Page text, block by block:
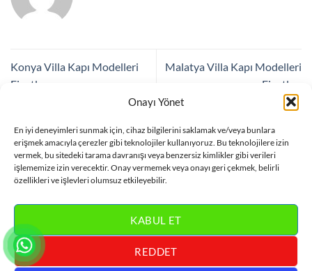
Onayı Yönet
En iyi deneyimleri sunmak için, cihaz bilgilerini saklamak ve/veya bunlara
erişmek amacıyla çerezler gibi teknolojiler kullanıyoruz. Bu teknolojilere izin
vermek, bu sitedeki tarama davranışı veya benzersiz kimlikler gibi verileri
işlememize izin verecektir. Onay vermemek veya onayı geri çekmek, belirli
özellikleri ve işlevleri olumsuz etkileyebilir.
KABUL ET
REDDET
Konya Villa Kapı Modelleri
Fiyatları
Malatya Villa Kapı Modelleri
Fiyatları
Bir yanıt yazın
Yorum yapabilmek içinoturum açmalısınız.